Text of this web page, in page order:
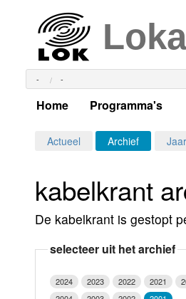
- -
Home Programma's
Alle dagen
Per dag
Actueel Archief
kabelkrant
De kabelkrant is gestopt
selecteer uit het archief
2024 2023 2022 2021